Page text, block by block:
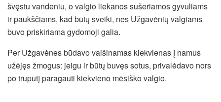
švęstu vandeniu, o valgio liekanos sušeriamos gyvuliams
ir paukščiams, kad būtų sveiki, nes Užgavėnių valgiams
buvo priskiriama gydomoji galia.
Per Užgavėnes būdavo vaišinamas kiekvienas į namus
užėjęs žmogus: jeigu ir būtų buvęs sotus, privalėdavo nors
po truputį paragauti kiekvieno mėsiško valgio.